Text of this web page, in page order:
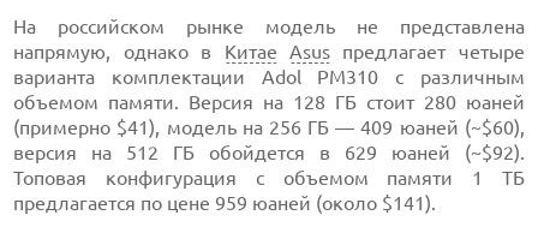
На российском рынке модель не представлена
напрямую, однако в Китае Asusпредлагает четыре
варианта комплектации Adol PM310 с различным
объемом памяти. Версия на 128 ГБ стоит 280 юаней
(примерно $41), модель на 256 ГБ — 409 юаней (~$60),
версия на 512 ГБ обойдется в 629 юаней (~$92).
Топовая конфигурация с объемом памяти 1 ТБ
предлагается по цене 959 юаней (около $141).